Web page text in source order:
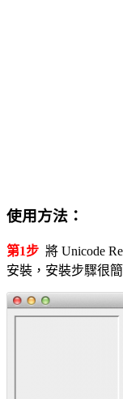
使用方法：
第1步 將 Unicode
安裝，安裝步驟很